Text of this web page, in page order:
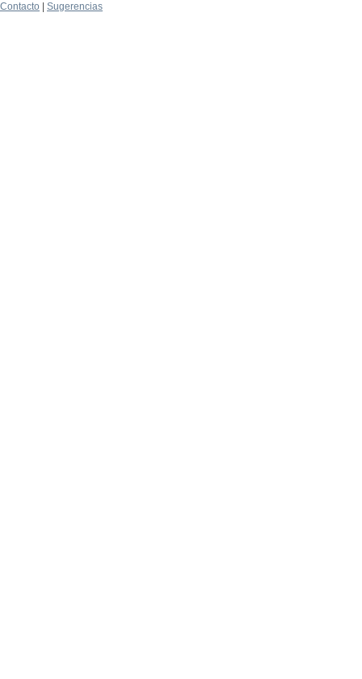
Contacto
Sugerencias